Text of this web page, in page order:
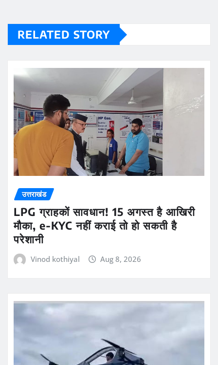
RELATED STORY
उत्तराखंड
LPG ग्राहकों सावधान! 15 अगस्त है आखिरी
मौका, e-KYC नहीं कराई तो हो सकती है
परेशानी
Vinod kothiyal Aug 8, 2026